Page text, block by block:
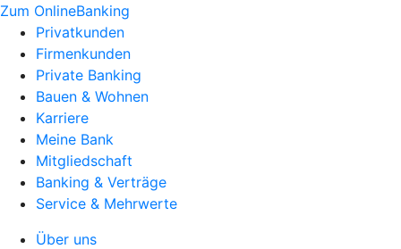
Zum OnlineBanking
Privatkunden
Firmenkunden
Private Banking
Bauen & Wohnen
Karriere
Meine Bank
Mitgliedschaft
Banking & Verträge
Service & Mehrwerte
Über uns